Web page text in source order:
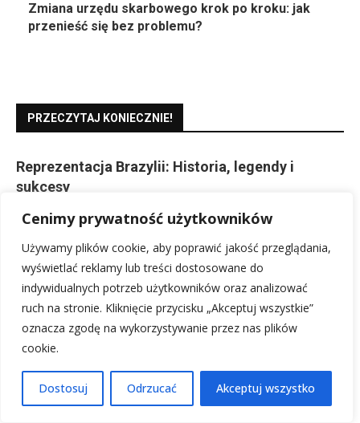
Cenimy prywatność użytkowników
Używamy plików cookie, aby poprawić jakość przeglądania,
wyświetlać reklamy lub treści dostosowane do
indywidualnych potrzeb użytkowników oraz analizować
ruch na stronie. Kliknięcie przycisku „Akceptuj wszystkie”
oznacza zgodę na wykorzystywanie przez nas plików
cookie.
Dostosuj Odrzucać Akceptuj wszystko
Zmiana urzędu skarbowego krok po kroku: jak
przenieść się bez problemu?
PRZECZYTAJ KONIECZNIE!
Reprezentacja Brazylii: Historia, legendy i
sukcesy
Zwrot ubezpieczenia kredytu: Jak odzyskać swoje
pieniądze?
5 stycznia, 2026
Od kiedy kalendarz adwentowy? Historia i ciekawostki
18 stycznia, 2026